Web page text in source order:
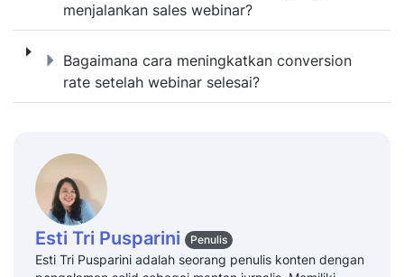
menjalankan sales webinar?
Bagaimana cara meningkatkan conversion
rate setelah webinar selesai?
Bagaimana cara meningkatkan conversion
Esti Tri Pusparini Penulis
Esti Tri Pusparini adalah seorang penulis konten dengan